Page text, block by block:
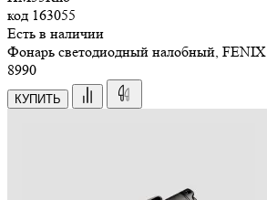
код 163055
Есть в наличии
Фонарь светодиодный налобный, FENIX
8990
КУПИТЬ